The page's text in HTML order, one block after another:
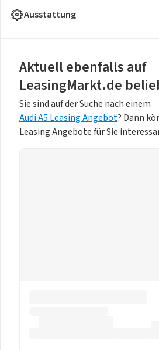
Ausstattung
Aktuell ebenfalls auf
LeasingMarkt.de
Sie sind auf der Suche nach einem
Audi A5 Leasing Angebot? Dann
Leasing Angebote für Sie